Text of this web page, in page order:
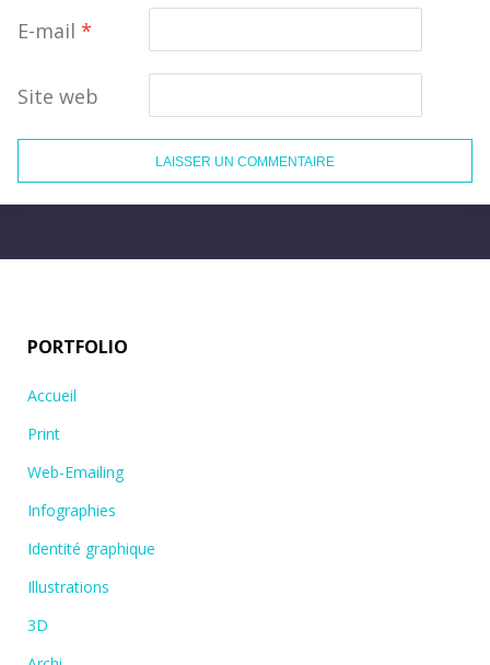
E-mail *
Site web
PORTFOLIO
Accueil
Print
Web-Emailing
Infographies
Identité graphique
Illustrations
3D